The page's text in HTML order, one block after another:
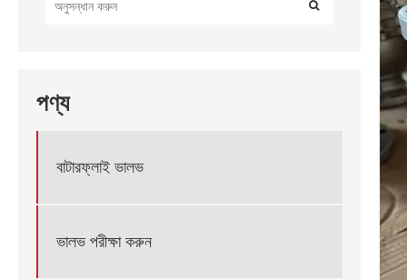
পণ্য
বাটারফ্লাই ভালভ
ভালভ পরীক্ষা করুন